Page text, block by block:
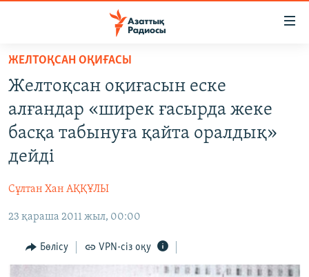
Skip
main
content
Skip
main
Skip
to
AZATTYQTV
ҚАҢТАР ОҚИҒАСЫ
ӘЛЕУМЕТ
ӘЛЕМ
АРНАЙЫ ЖОБАЛАР
ЖЕЛТОҚСАН ОҚИҒАСЫ
Желтоқсан оқиғасын еске
алғандар «ширек ғасырда жеке
басқа табынуға қайта оралдық»
дейді
Сұлтан Хан АҚҚҰЛЫ
23 қараша 2011 жыл, 00:00
Бөлісу VPN-сіз оқу